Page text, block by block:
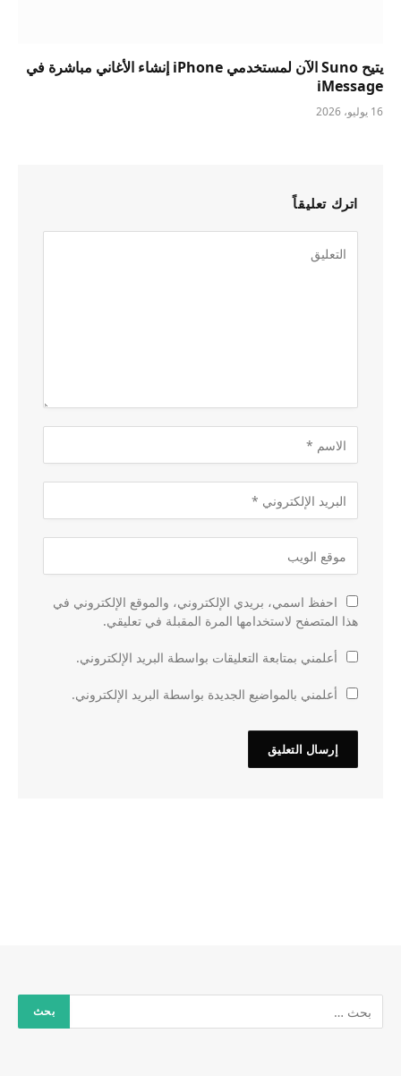
يتيح Suno الآن لمستخدمي iPhone إنشاء الأغاني مباشرة في
iMessage
16 يوليو، 2026
اترك تعليقاً
احفظ اسمي، بريدي الإلكتروني، والموقع الإلكتروني في
هذا المتصفح لاستخدامها المرة المقبلة في تعليقي.
أعلمني بمتابعة التعليقات بواسطة البريد الإلكتروني.
أعلمني بالمواضيع الجديدة بواسطة البريد الإلكتروني.